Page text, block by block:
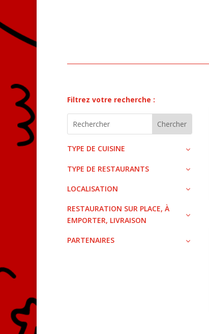
Filtrez votre recherche :
TYPE DE CUISINE
TYPE DE RESTAURANTS
LOCALISATION
RESTAURATION SUR PLACE, À
EMPORTER, LIVRAISON
PARTENAIRES